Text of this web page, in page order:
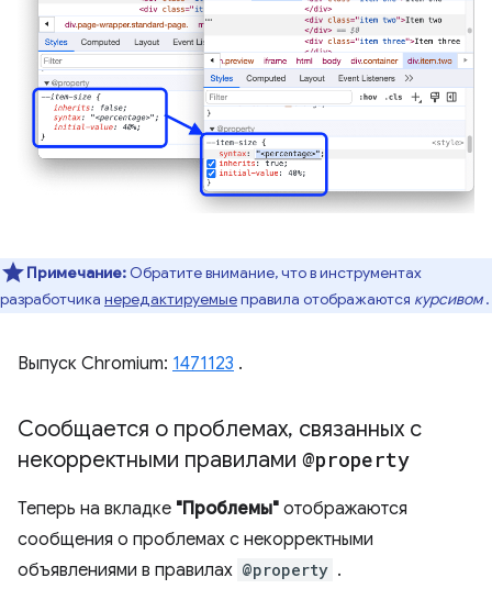
Примечание: Обратите внимание, что в инструментах
разработчика нередактируемыеправила отображаются курсивом.
Выпуск Chromium: 1471123 .
Сообщается о проблемах, связанных с
некорректными правилами @property
Теперь на вкладке "Проблемы" отображаются
сообщения о проблемах с некорректными
объявлениями в правилах @property .